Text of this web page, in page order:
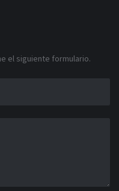
el siguiente formulario.